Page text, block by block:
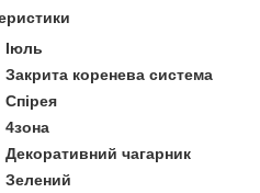
Іюль
Закрита коренева система
Спірея
4зона
Декоративний чагарник
Зелений